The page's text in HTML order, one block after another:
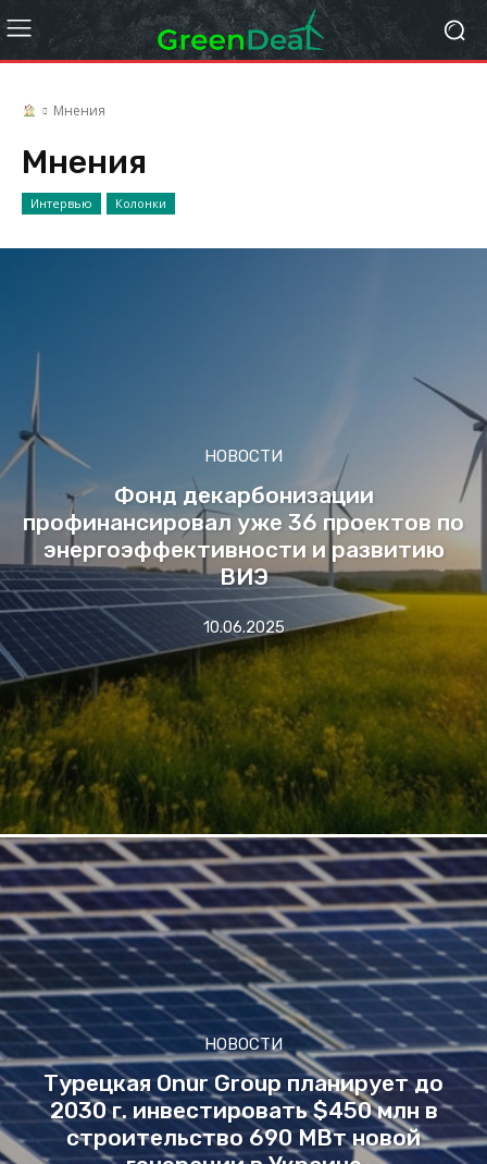
Мнения
Мнения
Интервью Колонки
НОВОСТИ
Фонд декарбонизации
профинансировал уже 36 проектов по
энергоэффективности и развитию
ВИЭ
10.06.2025
НОВОСТИ
Турецкая Onur Group планирует до
2030 г. инвестировать $450 млн в
строительство 690 МВт новой